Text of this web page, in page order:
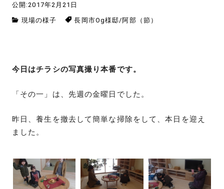
公開:2017年2月21日
現場の様子 長岡市Og様邸/阿部（節）
今日はチラシの写真撮り本番です。
「その一」は、先週の金曜日でした。
昨日、養生を撤去して簡単な掃除をして、本日を迎え
ました。